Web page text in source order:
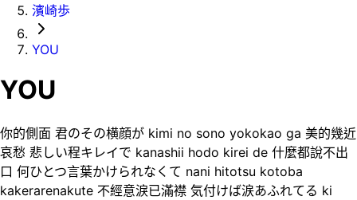
濱崎歩
YOU
YOU
你的側面 君のその横顔が kimi no sono yokokao ga 美的幾近
哀愁 悲しい程キレイで kanashii hodo kirei de 什麼都說不出
口 何ひとつ言葉かけられなくて nani hitotsu kotoba
kakerarenakute 不經意淚已滿襟 気付けば涙あふれてる ki